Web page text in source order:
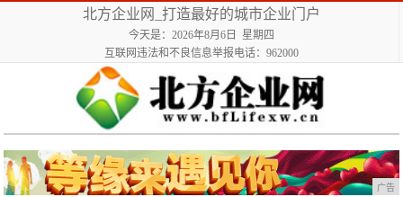
北方企业网_打造最好的城市企业门户
今天是：2026年8月6日 星期四
互联网违法和不良信息举报电话：962000
广告